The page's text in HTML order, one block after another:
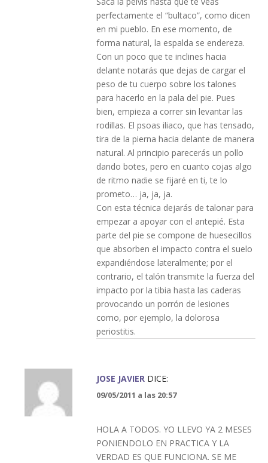
perfectamente el “bultaco”, como dicen
en mi pueblo. En ese momento, de
forma natural, la espalda se endereza.
Con un poco que te inclines hacia
delante notarás que dejas de cargar el
peso de tu cuerpo sobre los talones
para hacerlo en la pala del pie. Pues
bien, empieza a correr sin levantar las
rodillas. El psoas iliaco, que has tensado,
tira de la pierna hacia delante de manera
natural. Al principio parecerás un pollo
dando botes, pero en cuanto cojas algo
de ritmo nadie se fijaré en ti, te lo
prometo… ja, ja, ja.
Con esta técnica dejarás de talonar para
empezar a apoyar con el antepié. Esta
parte del pie se compone de huesecillos
que absorben el impacto contra el suelo
expandiéndose lateralmente; por el
contrario, el talón transmite la fuerza del
impacto por la tibia hasta las caderas
provocando un porrón de lesiones
como, por ejemplo, la dolorosa
periostitis.
JOSE JAVIER DICE:
09/05/2011 a las 20:57
HOLA A TODOS. YO LLEVO YA 2 MESES
PONIENDOLO EN PRACTICA Y LA
VERDAD ES QUE FUNCIONA. SE ME